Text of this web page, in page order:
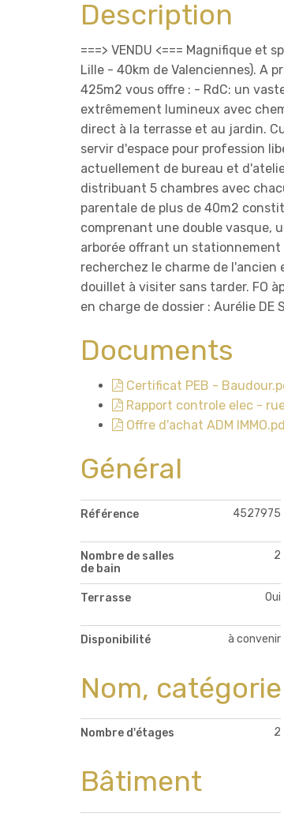
Description
===> VENDU <=== Magnifique et
Lille - 40km de Valenciennes). A
425m2 vous offre : - RdC: un
extrêmement lumineux avec
direct à la terrasse et au jardin.
servir d'espace pour profession
actuellement de bureau et
distribuant 5 chambres avec
parentale de plus de 40m2
comprenant une double vasque,
arborée offrant un stationnement
recherchez le charme de l'ancien
douillet à visiter sans tarder. FO
en charge de dossier : Aurélie DE
Documents
Certificat PEB -
Rapport controle elec -
Offre d'achat ADM
Général
Référence 4527975
Nombre de salles
de bain
2
Terrasse Oui
Disponibilité à convenir
Nom,
Nombre d'étages 2
Bâtiment